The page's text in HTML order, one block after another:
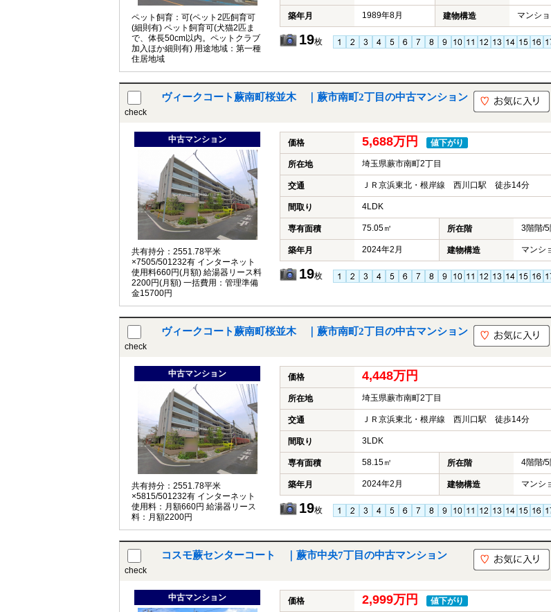
ペット飼育：可(ペット2匹飼育可
(細則有) ペット飼育可(犬猫2匹ま
で、体長50cm以内。ペットクラブ
加入ほか細則有) 用途地域：第一種
住居地域
築年月 1989年8月 建物構造 マンシ
19枚
check
ヴィークコート蕨南町桜並木 ｜蕨市南町2丁目の中古マンション
中古マンション
共有持分：2551.78平米
×7505/501232有 インターネット
使用料660円(月額) 給湯器リース料
2200円(月額) 一括費用：管理準備
金15700円
価格 5,688万円 値下がり
所在地 埼玉県蕨市南町2丁目
交通 ＪＲ京浜東北・根岸線 西川口駅 徒歩14分
間取り 4LDK
専有面積 75.05㎡ 所在階 3階階/
築年月 2024年2月 建物構造 マンシ
19枚
check
ヴィークコート蕨南町桜並木 ｜蕨市南町2丁目の中古マンション
中古マンション
共有持分：2551.78平米
×5815/501232有 インターネット
使用料：月額660円 給湯器リース
料：月額2200円
価格 4,448万円
所在地 埼玉県蕨市南町2丁目
交通 ＪＲ京浜東北・根岸線 西川口駅 徒歩14分
間取り 3LDK
専有面積 58.15㎡ 所在階 4階階/
築年月 2024年2月 建物構造 マンシ
19枚
check
コスモ蕨センターコート ｜蕨市中央7丁目の中古マンション
中古マンション 価格 2,999万円 値下がり